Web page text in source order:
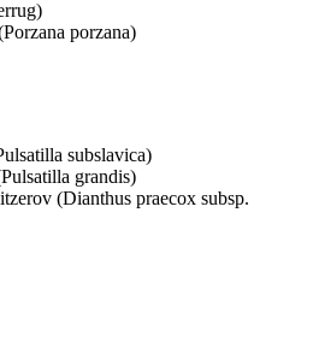
porzana)
subslavica)
grandis)
(Dianthus praecox subsp.